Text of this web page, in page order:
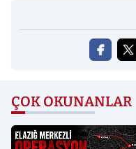
ÇOK OKUNANLAR